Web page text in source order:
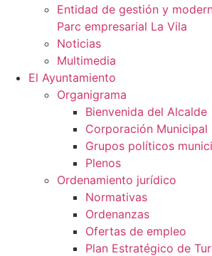
Entidad de gestión y
Parc empresarial La Vila
Noticias
Multimedia
El Ayuntamiento
Organigrama
Bienvenida del Alcalde
Corporación Municipal
Grupos políticos
Plenos
Ordenamiento jurídico
Normativas
Ordenanzas
Ofertas de empleo
Plan Estratégico de